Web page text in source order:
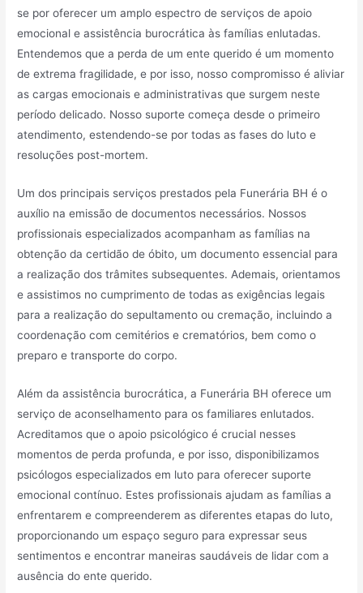
se por oferecer um amplo espectro de serviços de apoio
emocional e assistência burocrática às famílias enlutadas.
Entendemos que a perda de um ente querido é um momento
de extrema fragilidade, e por isso, nosso compromisso é aliviar
as cargas emocionais e administrativas que surgem neste
período delicado. Nosso suporte começa desde o primeiro
atendimento, estendendo-se por todas as fases do luto e
resoluções post-mortem.
Um dos principais serviços prestados pela Funerária BH é o
auxílio na emissão de documentos necessários. Nossos
profissionais especializados acompanham as famílias na
obtenção da certidão de óbito, um documento essencial para
a realização dos trâmites subsequentes. Ademais, orientamos
e assistimos no cumprimento de todas as exigências legais
para a realização do sepultamento ou cremação, incluindo a
coordenação com cemitérios e crematórios, bem como o
preparo e transporte do corpo.
Além da assistência burocrática, a Funerária BH oferece um
serviço de aconselhamento para os familiares enlutados.
Acreditamos que o apoio psicológico é crucial nesses
momentos de perda profunda, e por isso, disponibilizamos
psicólogos especializados em luto para oferecer suporte
emocional contínuo. Estes profissionais ajudam as famílias a
enfrentarem e compreenderem as diferentes etapas do luto,
proporcionando um espaço seguro para expressar seus
sentimentos e encontrar maneiras saudáveis de lidar com a
ausência do ente querido.